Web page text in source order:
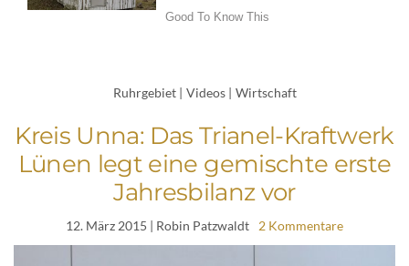
Ruhrgebiet Videos Wirtschaft
Kreis Unna: Das Trianel-Kraftwerk
Lünen legt eine gemischte erste
Jahresbilanz vor
12. März 2015 | Robin Patzwaldt 2 Kommentare